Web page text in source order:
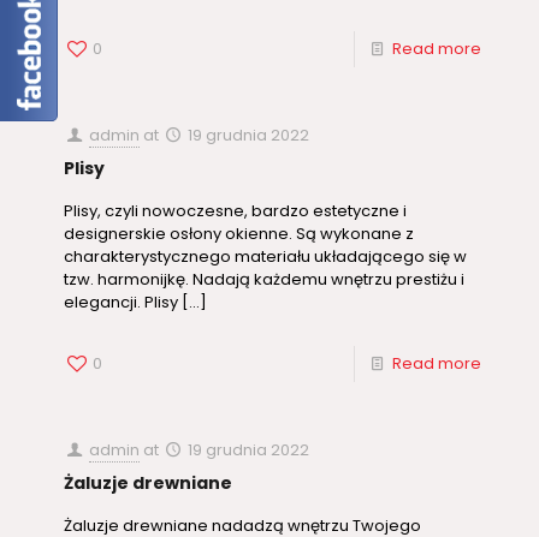
0 Read more
admin at 19 grudnia 2022
Plisy
Plisy, czyli nowoczesne, bardzo estetyczne i
designerskie osłony okienne. Są wykonane z
charakterystycznego materiału układającego się w
tzw. harmonijkę. Nadają każdemu wnętrzu prestiżu i
elegancji. Plisy […]
0 Read more
admin at 19 grudnia 2022
Żaluzje drewniane
Żaluzje drewniane nadadzą wnętrzu Twojego